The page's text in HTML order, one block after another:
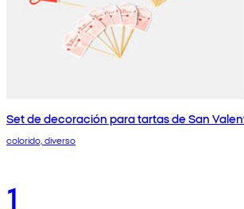
Set de decoración para tartas de San
colorido, diverso
1